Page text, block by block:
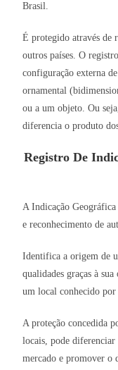
Brasil.
É protegido através de
outros países. O
configuração externa
ornamental
ou a um objeto. Ou
diferencia o produto
Registro De
A Indicação
e reconhecimento de
Identifica a origem de
qualidades graças à
um local conhecido
A proteção concedida
locais, pode diferenciar
mercado e promover o